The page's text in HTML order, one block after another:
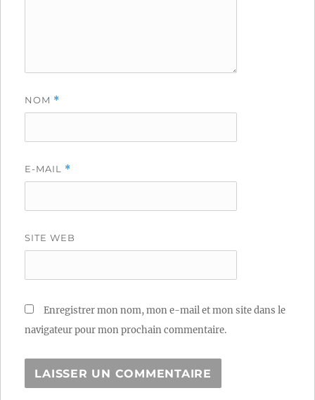
NOM *
E-MAIL *
SITE WEB
Enregistrer mon nom, mon e-mail et mon site dans le
navigateur pour mon prochain commentaire.